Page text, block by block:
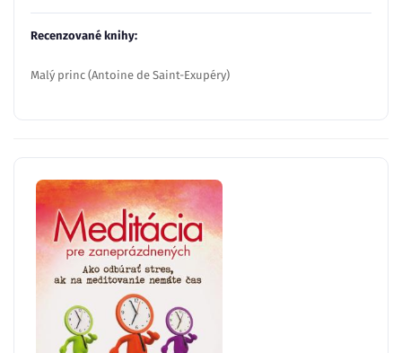
Recenzované knihy:
Malý princ (Antoine de Saint-Exupéry)